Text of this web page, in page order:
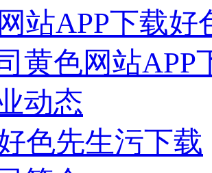
站APP下载好
黄色网站APP
动态
色先生污下载